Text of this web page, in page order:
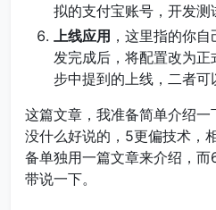
拟的支付宝账号，开发测
上线应用 ，这里指的你
发完成后，将配置改为
步中提到的上线，二者可
这篇文章，我准备简单介绍
没什么好说的，5更偏技术，
备单独用一篇文章来介绍，
带说一下。